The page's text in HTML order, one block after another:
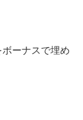
ーナスで埋め